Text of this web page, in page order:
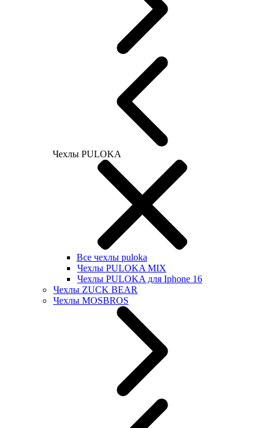
Чехлы PULOKA
Все чехлы puloka
Чехлы PULOKA MIX
Чехлы PULOKA для Iphone 16
Чехлы ZUCK BEAR
Чехлы MOSBROS